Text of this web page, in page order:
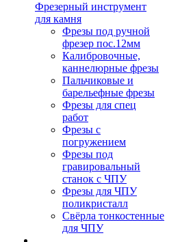
Фрезерный инструмент
для камня
Фрезы под ручной
фрезер пос.12мм
Калибровочные,
каннелюрные фрезы
Пальчиковые и
барельефные фрезы
Фрезы для спец
работ
Фрезы с
погружением
Фрезы под
гравировальный
станок с ЧПУ
Фрезы для ЧПУ
поликристалл
Свёрла тонкостенные
для ЧПУ